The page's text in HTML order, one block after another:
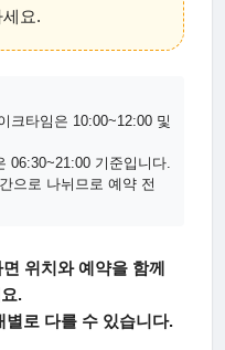
요.
크타임은 10:00~12:00 및
06:30~21:00 기준입니다.
으로 나뉘므로 예약 전
위치와 예약을 함께
.
별로 다를 수 있습니다.